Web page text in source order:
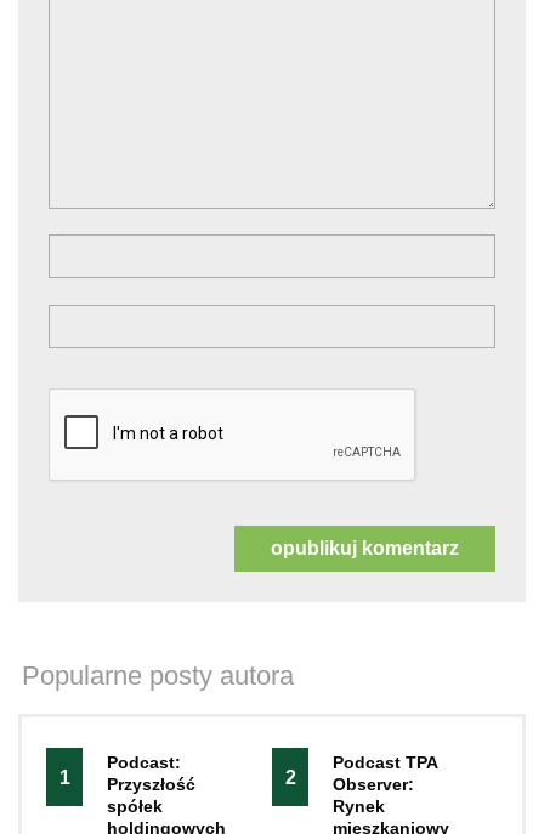
Popularne posty autora
1
Podcast:
Przyszłość
spółek
holdingowych
2
Podcast TPA
Observer:
Rynek
mieszkaniowy